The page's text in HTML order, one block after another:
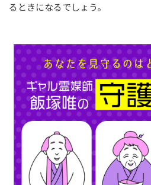
るときになるでしょう。